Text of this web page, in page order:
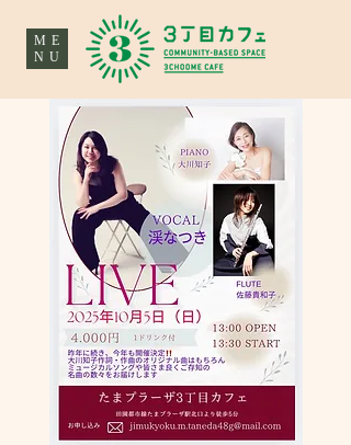
ME
NU